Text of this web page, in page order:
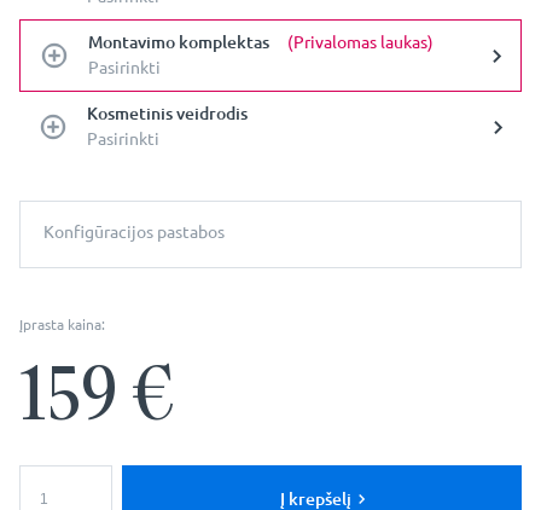
Montavimo komplektas
(Privalomas laukas)
Pasirinkti
Kosmetinis veidrodis
Pasirinkti
Konfigūracijos pastabos
Įprasta kaina:
159€
kiekis:
Į krepšelį